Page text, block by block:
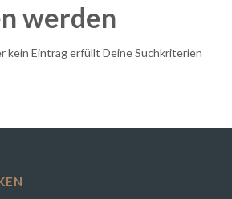
werden
kein Eintrag erfüllt Deine Suchkriterien